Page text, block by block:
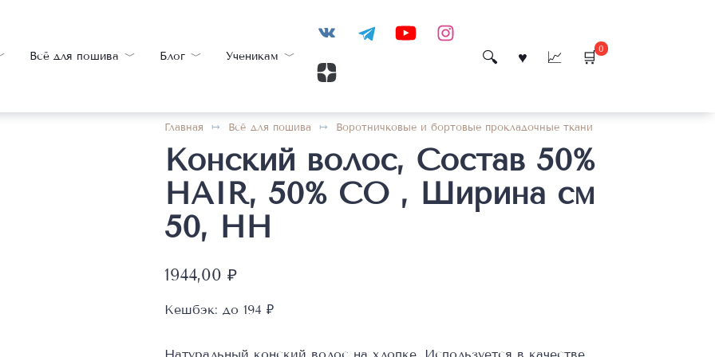
Всё для пошива Блог Ученикам
0
Главная Всё для пошива Воротничковые и бортовые прокладочные ткани
Конский волос, Состав 50%
HAIR, 50% CO , Ширина см
50, HH
1944,00 ₽
Кешбэк: до 194 ₽